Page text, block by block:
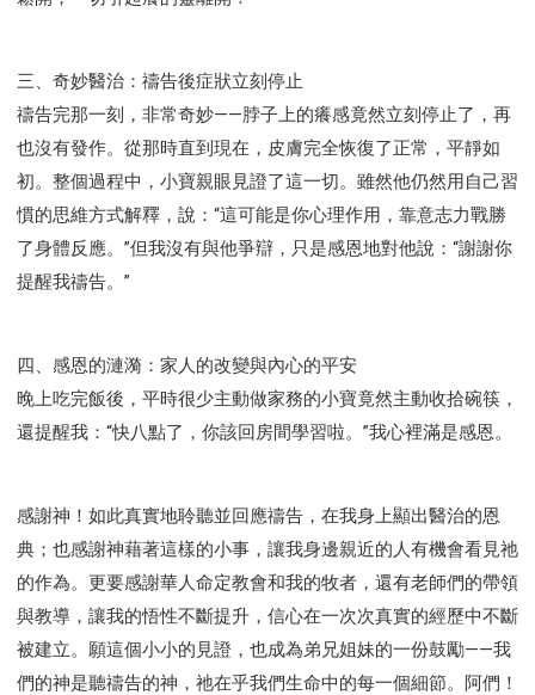
三、奇妙醫治：禱告後症狀立刻停止
禱告完那一刻，非常奇妙——脖子上的癢感竟然立刻停止了，再
也沒有發作。從那時直到現在，皮膚完全恢復了正常，平靜如
初。整個過程中，小寶親眼見證了這一切。雖然他仍然用自己習
慣的思維方式解釋，說：“這可能是你心理作用，靠意志力戰勝
了身體反應。”但我沒有與他爭辯，只是感恩地對他說：“謝謝你
提醒我禱告。”
四、感恩的漣漪：家人的改變與內心的平安
晚上吃完飯後，平時很少主動做家務的小寶竟然主動收拾碗筷，
還提醒我：“快八點了，你該回房間學習啦。”我心裡滿是感恩。
感謝神！如此真實地聆聽並回應禱告，在我身上顯出醫治的恩
典；也感謝神藉著這樣的小事，讓我身邊親近的人有機會看見祂
的作為。更要感謝華人命定教會和我的牧者，還有老師們的帶領
與教導，讓我的悟性不斷提升，信心在一次次真實的經歷中不斷
被建立。願這個小小的見證，也成為弟兄姐妹的一份鼓勵——我
們的神是聽禱告的神，祂在乎我們生命中的每一個細節。阿們！